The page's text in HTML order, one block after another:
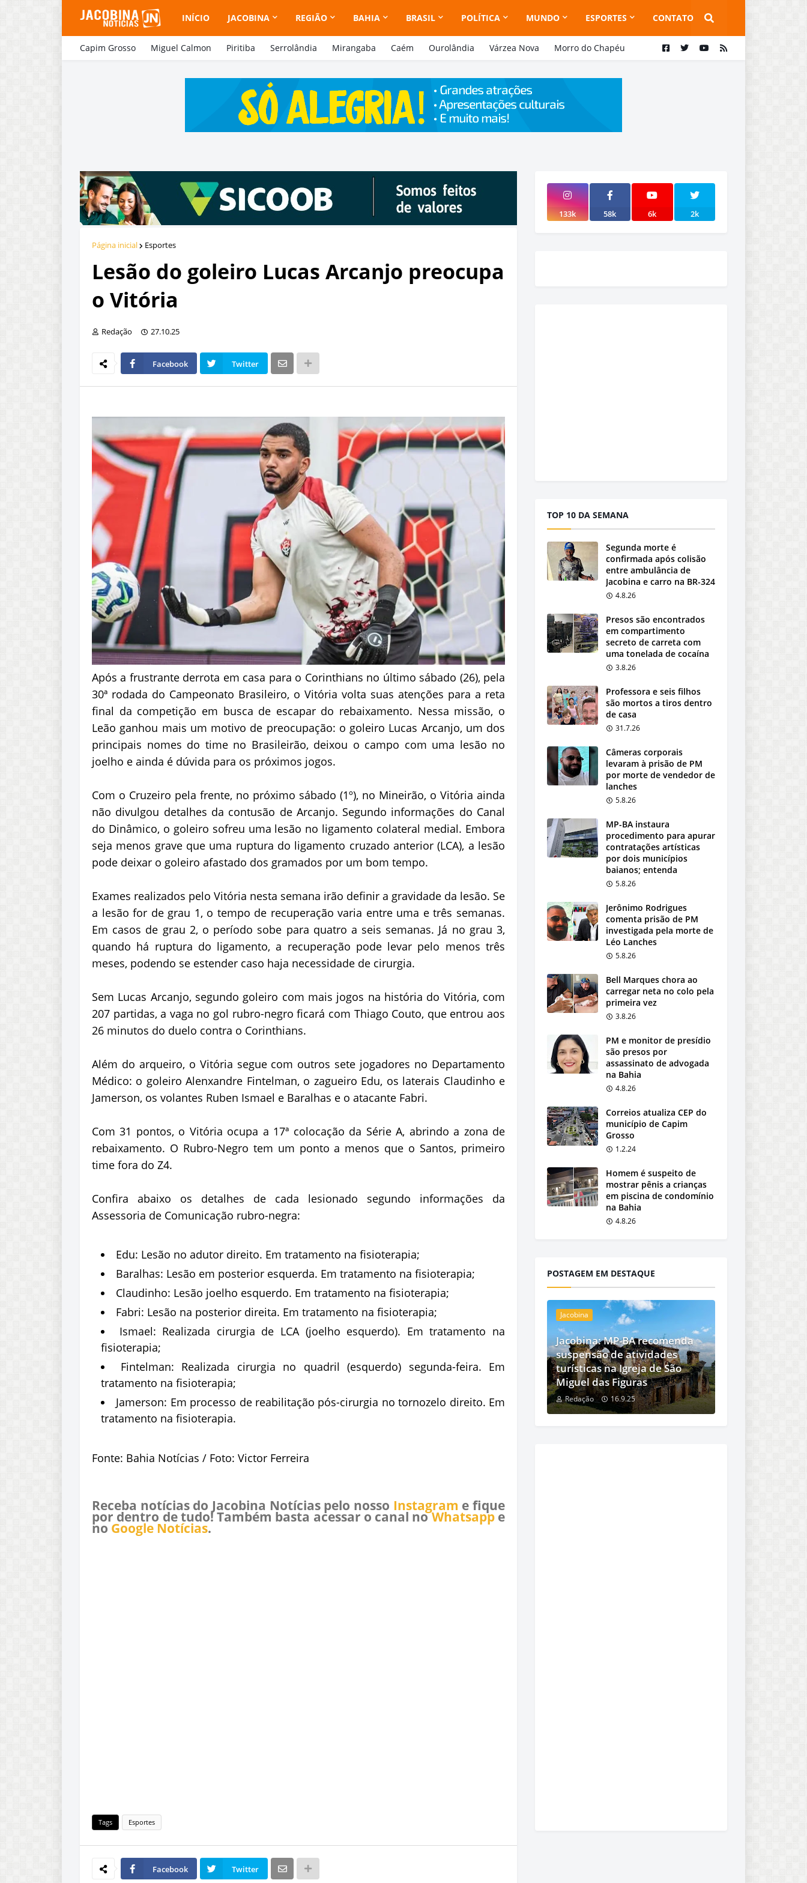
INÍCIO JACOBINA REGIÃO BAHIA BRASIL POLÍTICA MUNDO ESPORTES CONTATO
Capim Grosso Miguel Calmon Piritiba Serrolândia Mirangaba Caém Ourolândia Várzea Nova Morro do Chapéu
Página inicial Esportes
Lesão do goleiro Lucas Arcanjo preocupa
o Vitória
Redação 27.10.25
Facebook Twitter
Após a frustrante derrota em casa para o Corinthians no último sábado (26), pela
30ª rodada do Campeonato Brasileiro, o Vitória volta suas atenções para a reta
final da competição em busca de escapar do rebaixamento. Nessa missão, o
Leão ganhou mais um motivo de preocupação: o goleiro Lucas Arcanjo, um dos
principais nomes do time no Brasileirão, deixou o campo com uma lesão no
joelho e ainda é dúvida para os próximos jogos.
Com o Cruzeiro pela frente, no próximo sábado (1º), no Mineirão, o Vitória ainda
não divulgou detalhes da contusão de Arcanjo. Segundo informações do Canal
do Dinâmico, o goleiro sofreu uma lesão no ligamento colateral medial. Embora
seja menos grave que uma ruptura do ligamento cruzado anterior (LCA), a lesão
pode deixar o goleiro afastado dos gramados por um bom tempo.
Exames realizados pelo Vitória nesta semana irão definir a gravidade da lesão. Se
a lesão for de grau 1, o tempo de recuperação varia entre uma e três semanas.
Em casos de grau 2, o período sobe para quatro a seis semanas. Já no grau 3,
quando há ruptura do ligamento, a recuperação pode levar pelo menos três
meses, podendo se estender caso haja necessidade de cirurgia.
Sem Lucas Arcanjo, segundo goleiro com mais jogos na história do Vitória, com
207 partidas, a vaga no gol rubro-negro ficará com Thiago Couto, que entrou aos
26 minutos do duelo contra o Corinthians.
Além do arqueiro, o Vitória segue com outros sete jogadores no Departamento
Médico: o goleiro Alenxandre Fintelman, o zagueiro Edu, os laterais Claudinho e
Jamerson, os volantes Ruben Ismael e Baralhas e o atacante Fabri.
Com 31 pontos, o Vitória ocupa a 17ª colocação da Série A, abrindo a zona de
rebaixamento. O Rubro-Negro tem um ponto a menos que o Santos, primeiro
time fora do Z4.
Confira abaixo os detalhes de cada lesionado segundo informações da
Assessoria de Comunicação rubro-negra:
Edu: Lesão no adutor direito. Em tratamento na fisioterapia;
Baralhas: Lesão em posterior esquerda. Em tratamento na fisioterapia;
Claudinho: Lesão joelho esquerdo. Em tratamento na fisioterapia;
Fabri: Lesão na posterior direita. Em tratamento na fisioterapia;
Ismael: Realizada cirurgia de LCA (joelho esquerdo). Em tratamento na
fisioterapia;
Fintelman: Realizada cirurgia no quadril (esquerdo) segunda-feira. Em
tratamento na fisioterapia;
Jamerson: Em processo de reabilitação pós-cirurgia no tornozelo direito. Em
tratamento na fisioterapia.
Fonte: Bahia Notícias / Foto: Victor Ferreira
Receba notícias do Jacobina Notícias pelo nosso Instagram e fique
por dentro de tudo! Também basta acessar o canal noWhatsappe
no Google Notícias.
Tags Esportes
Facebook Twitter
133k 58k 6k 2k
TOP 10 DA SEMANA
Segunda morte é
confirmada após colisão
entre ambulância de
Jacobina e carro na BR-324
4.8.26
Presos são encontrados
em compartimento
secreto de carreta com
uma tonelada de cocaína
3.8.26
Professora e seis filhos
são mortos a tiros dentro
de casa
31.7.26
Câmeras corporais
levaram à prisão de PM
por morte de vendedor de
lanches
5.8.26
MP-BA instaura
procedimento para apurar
contratações artísticas
por dois municípios
baianos; entenda
5.8.26
Jerônimo Rodrigues
comenta prisão de PM
investigada pela morte de
Léo Lanches
5.8.26
Bell Marques chora ao
carregar neta no colo pela
primeira vez
3.8.26
PM e monitor de presídio
são presos por
assassinato de advogada
na Bahia
4.8.26
Correios atualiza CEP do
município de Capim
Grosso
1.2.24
Homem é suspeito de
mostrar pênis a crianças
em piscina de condomínio
na Bahia
4.8.26
POSTAGEM EM DESTAQUE
Jacobina
Jacobina: MP-BA recomenda
suspensão de atividades
turísticas na Igreja de São
Miguel das Figuras
Redação 16.9.25